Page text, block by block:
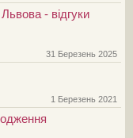
- відгуки
31 Березень 2025
1 Березень 2021